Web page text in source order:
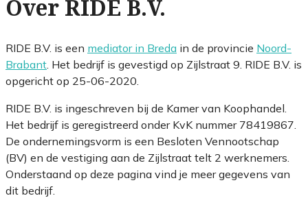
Over RIDE B.V.
RIDE B.V. is een mediator in Breda in de provincie Noord-
Brabant . Het bedrijf is gevestigd op Zijlstraat 9. RIDE B.V. is
opgericht op 25-06-2020.
RIDE B.V. is ingeschreven bij de Kamer van Koophandel.
Het bedrijf is geregistreerd onder KvK nummer 78419867.
De ondernemingsvorm is een Besloten Vennootschap
(BV) en de vestiging aan de Zijlstraat telt 2 werknemers.
Onderstaand op deze pagina vind je meer gegevens van
dit bedrijf.